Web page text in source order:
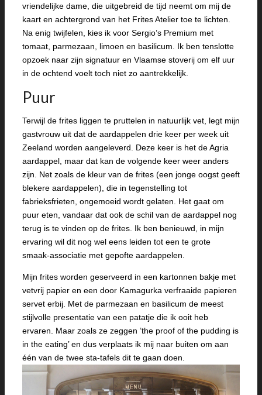
vriendelijke dame, die uitgebreid de tijd neemt om mij de
kaart en achtergrond van het Frites Atelier toe te lichten.
Na enig twijfelen, kies ik voor Sergio’s Premium met
tomaat, parmezaan, limoen en basilicum. Ik ben tenslotte
opzoek naar zijn signatuur en Vlaamse stoverij om elf uur
in de ochtend voelt toch niet zo aantrekkelijk.
Puur
Terwijl de frites liggen te pruttelen in natuurlijk vet, legt mijn
gastvrouw uit dat de aardappelen drie keer per week uit
Zeeland worden aangeleverd. Deze keer is het de Agria
aardappel, maar dat kan de volgende keer weer anders
zijn. Net zoals de kleur van de frites (een jonge oogst geeft
blekere aardappelen), die in tegenstelling tot
fabrieksfrieten, ongemoeid wordt gelaten. Het gaat om
puur eten, vandaar dat ook de schil van de aardappel nog
terug is te vinden op de frites. Ik ben benieuwd, in mijn
ervaring wil dit nog wel eens leiden tot een te grote
smaak-associatie met gepofte aardappelen.
Mijn frites worden geserveerd in een kartonnen bakje met
vetvrij papier en een door Kamagurka verfraaide papieren
servet erbij. Met de parmezaan en basilicum de meest
stijlvolle presentatie van een patatje die ik ooit heb
ervaren. Maar zoals ze zeggen ’the proof of the pudding is
in the eating’ en dus verplaats ik mij naar buiten om aan
één van de twee sta-tafels dit te gaan doen.